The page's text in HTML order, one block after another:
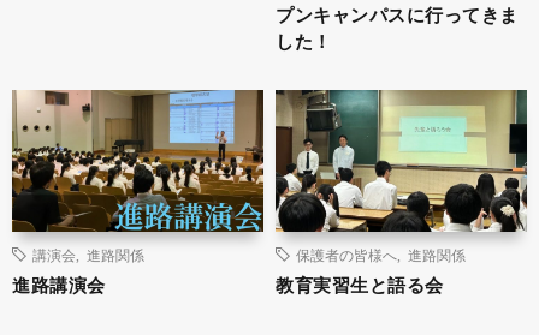
プンキャンパスに行ってきま
した！
講演会 進路関係
進路講演会
保護者の皆様へ 進路関係
教育実習生と語る会